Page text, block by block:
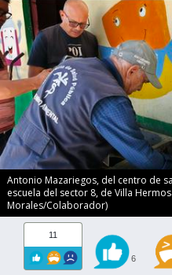
Antonio Mazariegos, del centro de
escuela del sector 8, de Villa
Morales/Colaborador)
11
6